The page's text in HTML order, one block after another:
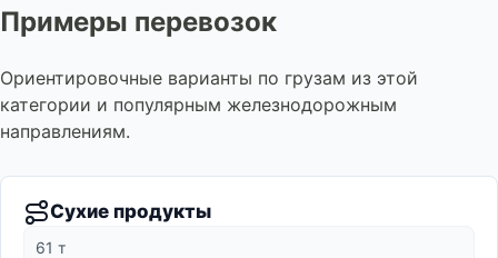
Примеры перевозок
Ориентировочные варианты по грузам из этой
категории и популярным железнодорожным
направлениям.
Сухие продукты
61 т